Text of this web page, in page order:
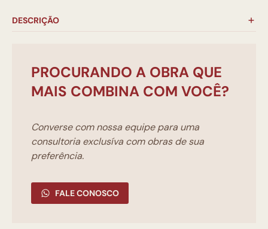
DESCRIÇÃO
PROCURANDO A OBRA QUE
MAIS COMBINA COM VOCÊ?
Converse com nossa equipe para uma
consultoria exclusíva com obras de sua
preferência.
FALE CONOSCO